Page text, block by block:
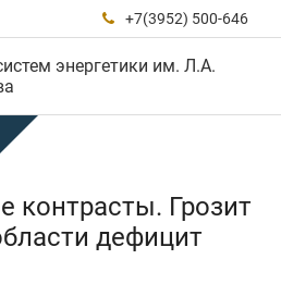
 +7(3952) 500-646
энергетики им. Л.А.
контрасты. Грозит
дефицит